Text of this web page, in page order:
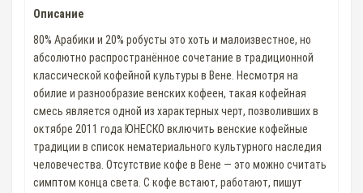
Описание
80% Арабики и 20% робусты это хоть и малоизвестное, но
абсолютно распространённое сочетание в традиционной
классической кофейной культуры в Вене. Несмотря на
обилие и разнообразие венских кофеен, такая кофейная
смесь является одной из характерных черт, позволивших в
октябре 2011 года ЮНЕСКО включить венские кофейные
традиции в список нематериального культурного наследия
человечества. Отсутствие кофе в Вене — это можно считать
симптом конца света. С кофе встают, работают, пишут